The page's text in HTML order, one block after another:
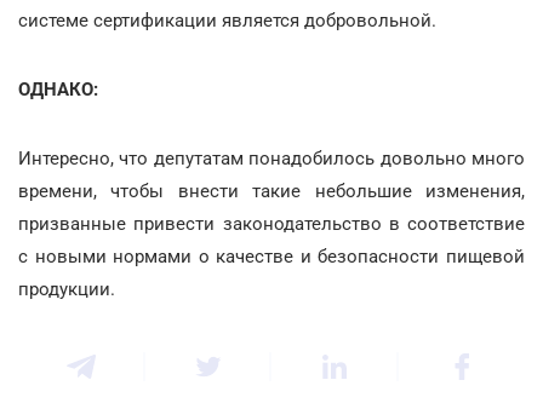
системе сертификации является добровольной.
ОДНАКО:
Интересно, что депутатам понадобилось довольно много
времени, чтобы внести такие небольшие изменения,
призванные привести законодательство в соответствие
с новыми нормами о качестве и безопасности пищевой
продукции.